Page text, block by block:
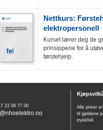
Nettkurs:
elektropersonell
Kurset lærer deg de
prinsippene for å
førstehjelp.
23 08 77 00
Alle priser
til gjeldene
trykkfeil.